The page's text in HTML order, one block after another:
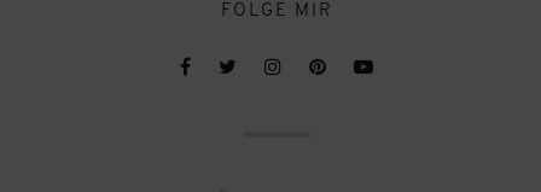
FOLGE MIR